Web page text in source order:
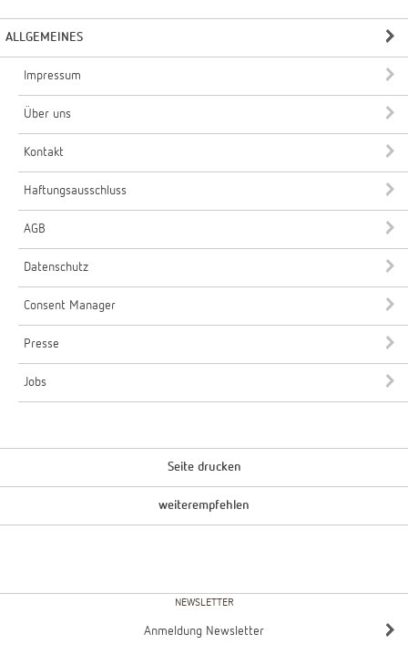
ALLGEMEINES
Impressum
Über uns
Kontakt
Haftungsausschluss
AGB
Datenschutz
Consent Manager
Presse
Jobs
Seite drucken
weiterempfehlen
NEWSLETTER
Anmeldung Newsletter